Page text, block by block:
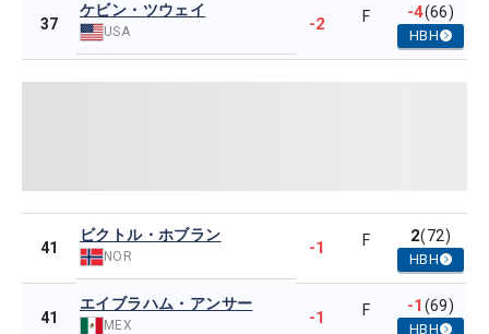
37
ケビン・ツウェイ
USA -2 F -4(66)
HBH
41
ビクトル・ホブラン
NOR -1 F 2(72)
HBH
41
エイブラハム・アンサー
MEX -1 F -1(69)
HBH